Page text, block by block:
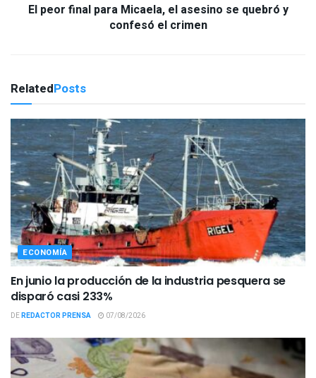
El peor final para Micaela, el asesino se quebró y
confesó el crimen
RelatedPosts
ECONOMÍA
En junio la producción de la industria pesquera se
disparó casi 233%
DEREDACTOR PRENSA 07/08/2026